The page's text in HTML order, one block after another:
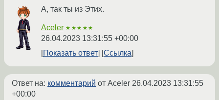
А, так ты из Этих.
Aceler ★★★★★
26.04.2023 13:31:55 +00:00
Показать ответ
Ссылка
Ответ на: комментарий от Aceler 26.04.2023 13:31:55
+00:00